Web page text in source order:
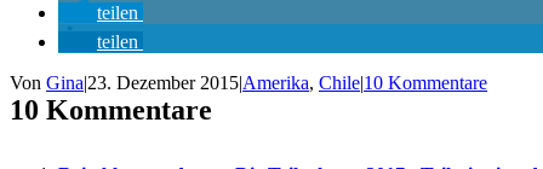
teilen
teilen
Von Gina|23. Dezember 2015|Amerika, Chile|10 Kommentare
10 Kommentare